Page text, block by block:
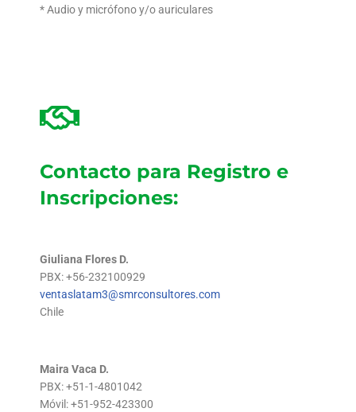
* Audio y micrófono y/o auriculares
Contacto para Registro e
Inscripciones:
Giuliana Flores D.
PBX: +56-232100929
ventaslatam3@smrconsultores.com
Chile
Maira Vaca D.
PBX: +51-1-4801042
Móvil: +51-952-423300